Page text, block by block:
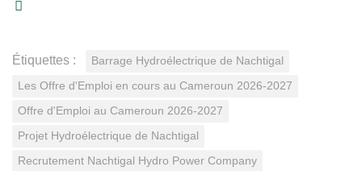
Étiquettes : Barrage Hydroélectrique de Nachtigal
Les Offre d'Emploi en cours au Cameroun 2026-2027
Offre d'Emploi au Cameroun 2026-2027
Projet Hydroélectrique de Nachtigal
Recrutement Nachtigal Hydro Power Company